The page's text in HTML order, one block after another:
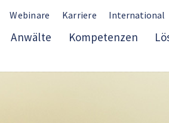
Webinare Karriere International
Anwälte Kompetenzen